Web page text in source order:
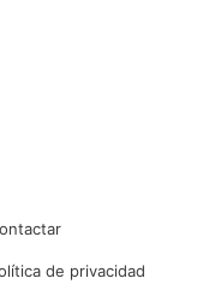
de privacidad